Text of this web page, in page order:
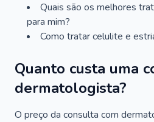
Quais são os melhores
para mim?
Como tratar celulite e
Quanto custa uma
dermatologista?
O preço da consulta com